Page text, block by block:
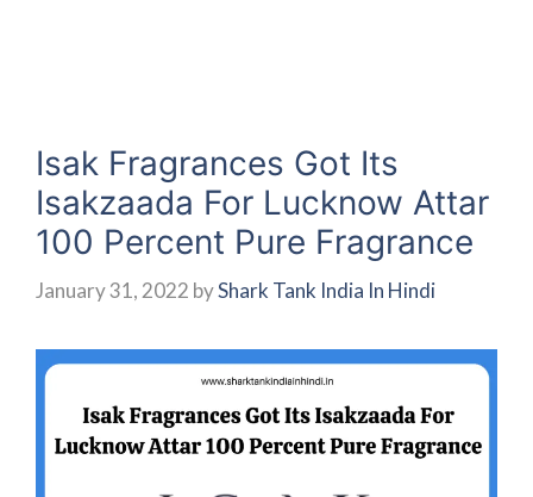
Isak Fragrances Got Its
Isakzaada For Lucknow Attar
100 Percent Pure Fragrance
January 31, 2022 byShark Tank India In Hindi